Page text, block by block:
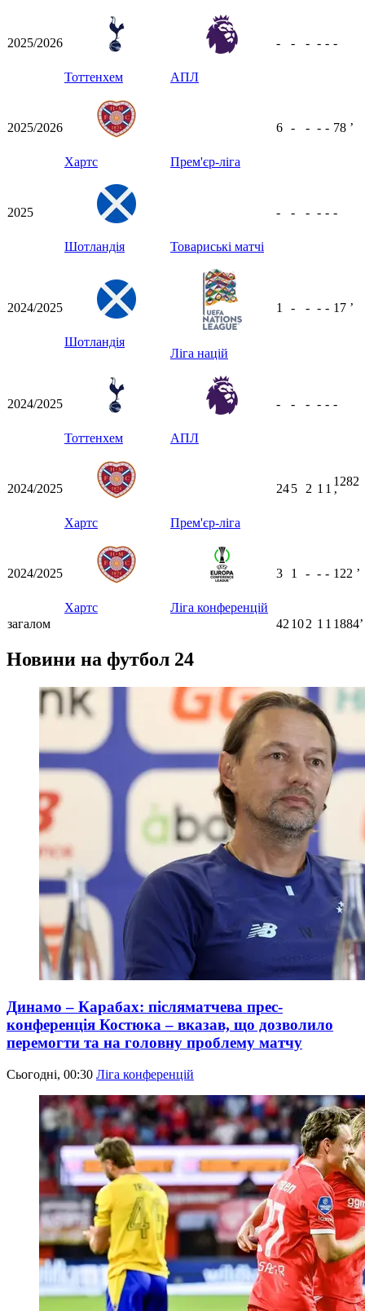
2025/2026
Тоттенхем АПЛ
- - - - - -
2025/2026
Хартс Прем'єр-ліга
6 - - - - 78 ʼ
2025
Шотландія Товариські матчі
- - - - - -
2024/2025
Шотландія
Ліга націй
1 - - - - 17 ʼ
2024/2025
Тоттенхем АПЛ
- - - - - -
2024/2025
Хартс Прем'єр-ліга
245 2 1 1
1282
ʼ
2024/2025
Хартс Ліга конференцій
3 1 - - - 122 ʼ
загалом 42 102 1 1 1884ʼ
Новини на футбол 24
Динамо – Карабах: післяматчева прес-
конференція Костюка – вказав, що дозволило
перемогти та на головну проблему матчу
Сьогодні, 00:30 Ліга конференцій